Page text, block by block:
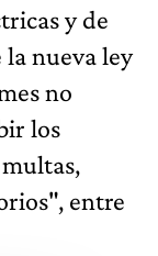
y de
la nueva ley
no
los
entre